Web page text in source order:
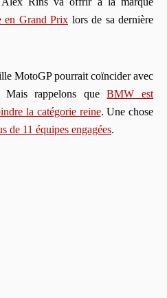
en Grand Prix lors de sa dernière
MotoGP pourrait coïncider avec
Mais rappelons queBMW est
la catégorie reine. Une chose
de 11 équipes engagées.